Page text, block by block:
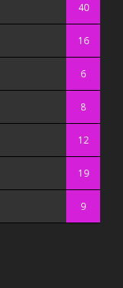
40
16
6
8
12
19
9